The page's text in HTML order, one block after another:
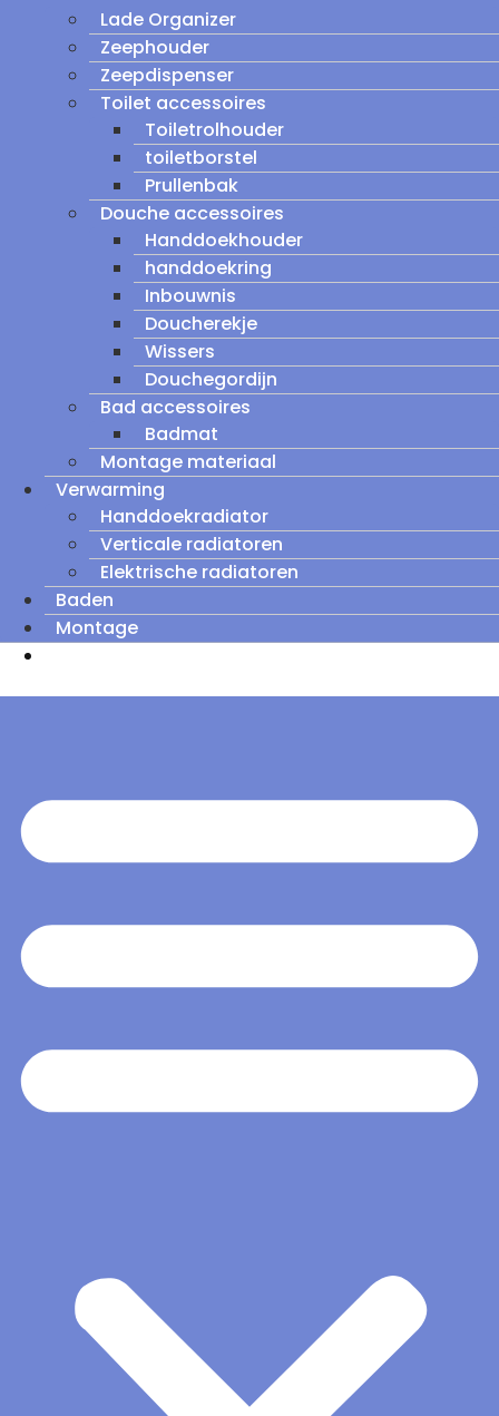
Lade Organizer
Zeephouder
Zeepdispenser
Toilet accessoires
Toiletrolhouder
toiletborstel
Prullenbak
Douche accessoires
Handdoekhouder
handdoekring
Inbouwnis
Doucherekje
Wissers
Douchegordijn
Bad accessoires
Badmat
Montage materiaal
Verwarming
Handdoekradiator
Verticale radiatoren
Elektrische radiatoren
Baden
Montage